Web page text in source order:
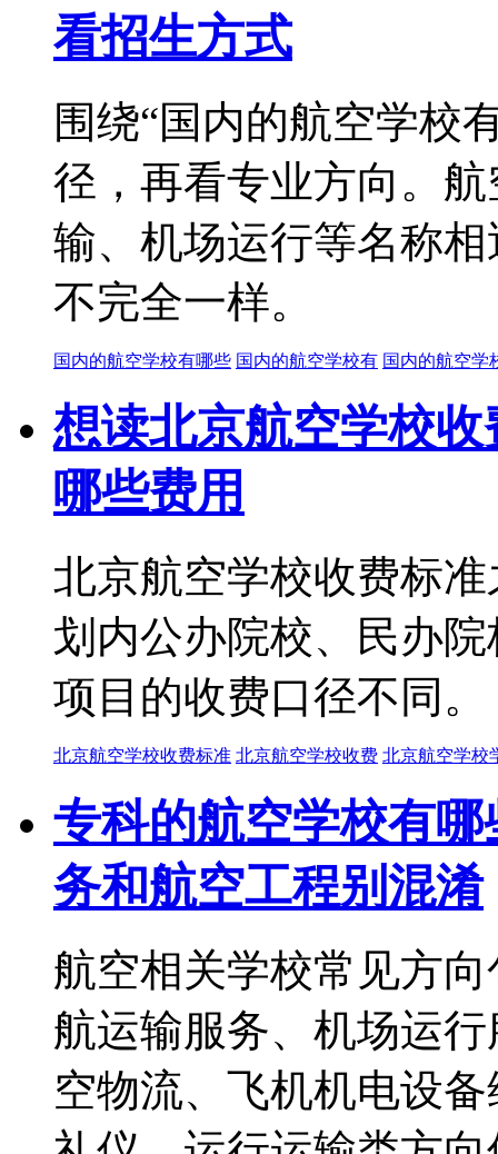
看招生方式
围绕“国内的航空学校
径，再看专业方向。
输、机场运行等名称
不完全一样。
国内的航空学校有哪些 国内的航空学校有 国内的航空学
想读北京航空学校
哪些费用
北京航空学校收费标
划内公办院校、民办
项目的收费口径不同。
北京航空学校收费标准 北京航空学校收费 北京航空学校
专科的航空学校有
务和航空工程别混淆
航空相关学校常见方
航运输服务、机场运
空物流、飞机机电设